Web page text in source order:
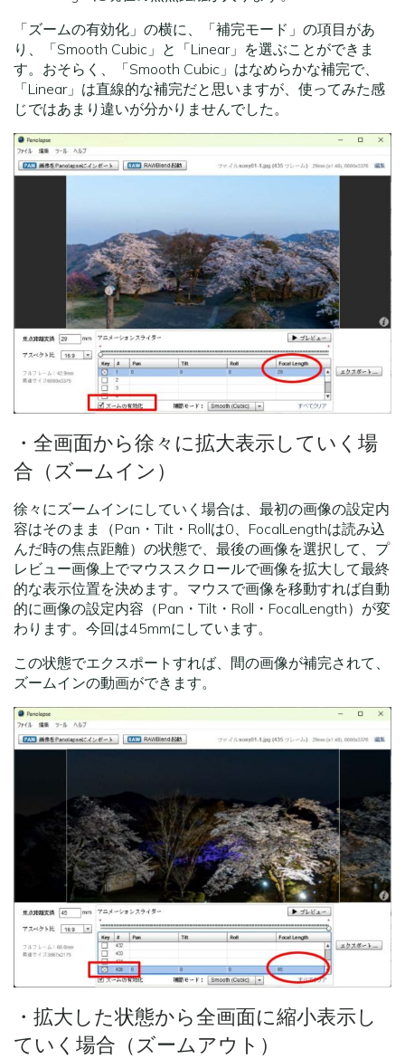
「ズームの有効化」の横に、「補完モード」の項目があ
り、「Smooth Cubic」と「Linear」を選ぶことができま
す。おそらく、「Smooth Cubic」はなめらかな補完で、
「Linear」は直線的な補完だと思いますが、使ってみた感
じではあまり違いが分かりませんでした。
・全画面から徐々に拡大表示していく場
合（ズームイン）
徐々にズームインにしていく場合は、最初の画像の設定内
容はそのまま（Pan・Tilt・Rollは0、FocalLengthは読み込
んだ時の焦点距離）の状態で、最後の画像を選択して、プ
レビュー画像上でマウススクロールで画像を拡大して最終
的な表示位置を決めます。マウスで画像を移動すれば自動
的に画像の設定内容（Pan・Tilt・Roll・FocalLength）が変
わります。今回は45mmにしています。
この状態でエクスポートすれば、間の画像が補完されて、
ズームインの動画ができます。
・拡大した状態から全画面に縮小表示し
ていく場合（ズームアウト）